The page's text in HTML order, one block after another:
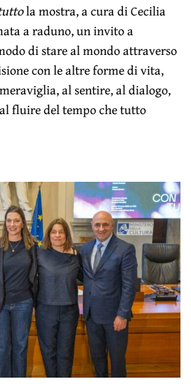
la mostra, a cura di Cecilia
a raduno, un invito a
di stare al mondo attraverso
con le altre forme di vita,
al sentire, al dialogo,
fluire del tempo che tutto